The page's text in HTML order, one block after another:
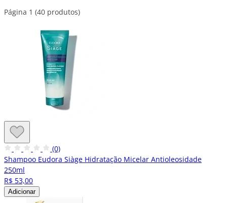
Página 1 (40 produtos)
(0)
Shampoo Eudora Siàge Hidratação Micelar Antioleosidade
250ml
R$ 53,00
Adicionar